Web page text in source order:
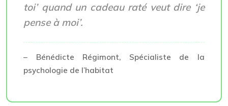
toi’ quand un cadeau raté veut dire ‘je
pense à moi’.
– Bénédicte Régimont, Spécialiste de la
psychologie de l’habitat